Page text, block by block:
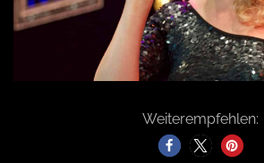
Weiterempfehlen: